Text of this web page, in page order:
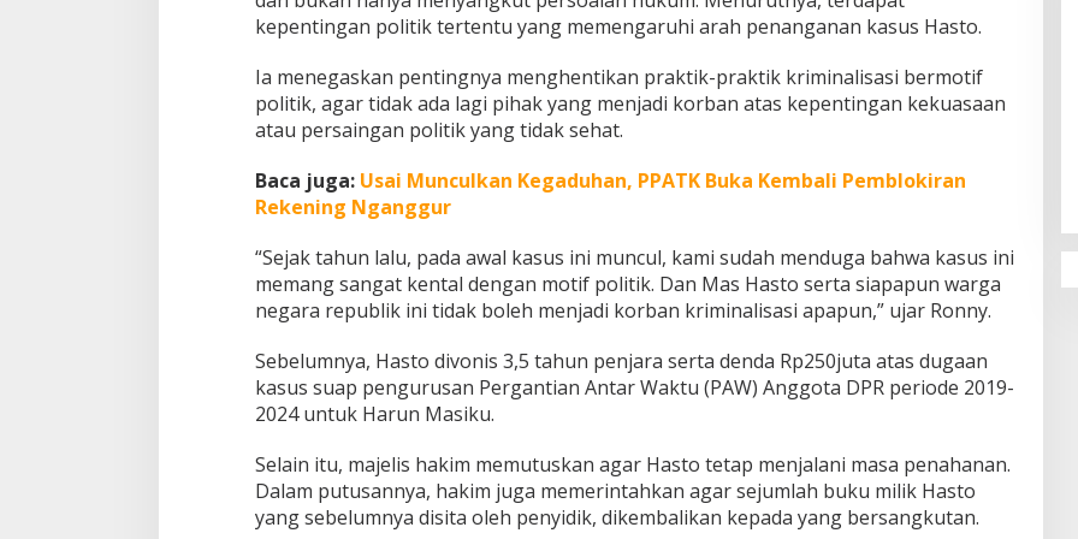
b
o
o
kepentingan politik tertentu yang memengaruhi arah penanganan kasus Hasto.
Ia menegaskan pentingnya menghentikan praktik-praktik kriminalisasi bermotif
politik, agar tidak ada lagi pihak yang menjadi korban atas kepentingan kekuasaan
atau persaingan politik yang tidak sehat.
Baca juga: Usai Munculkan Kegaduhan, PPATK Buka Kembali Pemblokiran
Rekening Nganggur
“Sejak tahun lalu, pada awal kasus ini muncul, kami sudah menduga bahwa kasus ini
memang sangat kental dengan motif politik. Dan Mas Hasto serta siapapun warga
negara republik ini tidak boleh menjadi korban kriminalisasi apapun,” ujar Ronny.
Sebelumnya, Hasto divonis 3,5 tahun penjara serta denda Rp250juta atas dugaan
kasus suap pengurusan Pergantian Antar Waktu (PAW) Anggota DPR periode 2019-
2024 untuk Harun Masiku.
Selain itu, majelis hakim memutuskan agar Hasto tetap menjalani masa penahanan.
Dalam putusannya, hakim juga memerintahkan agar sejumlah buku milik Hasto
yang sebelumnya disita oleh penyidik, dikembalikan kepada yang bersangkutan.
Bikin Sekolah di Malaysia Tertarik